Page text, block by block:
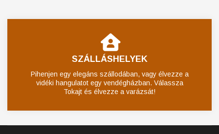
SZÁLLÁSHELYEK
Pihenjen egy elegáns szállodában, vagy élvezze a
vidéki hangulatot egy vendégházban. Válassza
Tokajt és élvezze a varázsát!